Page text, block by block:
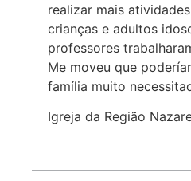
realizar mais
crianças e adultos
professores
Me moveu que
família muito
Igreja da Região